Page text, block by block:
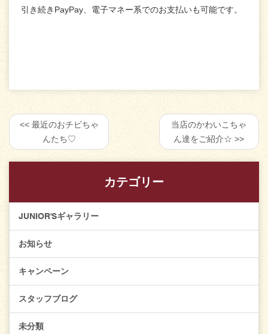
引き続きPayPay、電子マネー系でのお支払いも可能です。
最近のおチビちゃ
んたち♡
当店のかわいこちゃ
ん達をご紹介☆
カテゴリー
JUNIOR'Sギャラリー
お知らせ
キャンペーン
スタッフブログ
未分類